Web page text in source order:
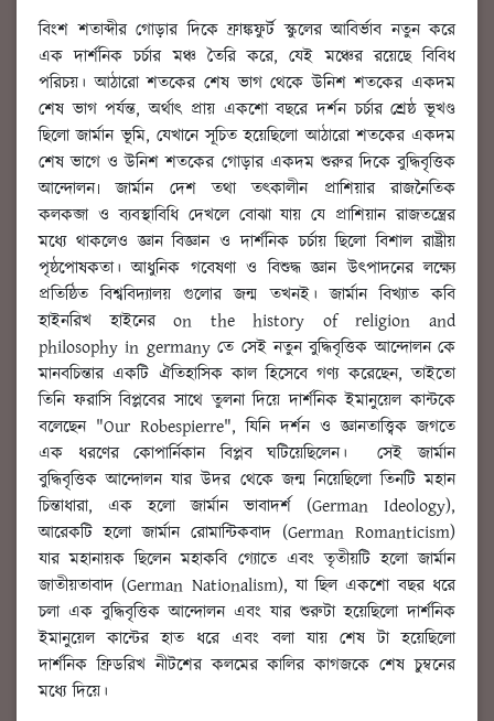
বিংশ শতাব্দীর গোড়ার দিকে ফ্রাঙ্কফুর্ট স্কুলের আবির্ভাব নতুন করে
এক দার্শনিক চর্চার মঞ্চ তৈরি করে, যেই মঞ্চের রয়েছে বিবিধ
পরিচয়। আঠারো শতকের শেষ ভাগ থেকে উনিশ শতকের একদম
শেষ ভাগ পর্যন্ত, অর্থাৎ প্রায় একশো বছরে দর্শন চর্চার শ্রেষ্ঠ ভূখণ্ড
ছিলো জার্মান ভূমি, যেখানে সূচিত হয়েছিলো আঠারো শতকের একদম
শেষ ভাগে ও উনিশ শতকের গোড়ার একদম শুরুর দিকে বুদ্ধিবৃত্তিক
আন্দোলন৷ জার্মান দেশ তথা তৎকালীন প্রাশিয়ার রাজনৈতিক
কলকব্জা ও ব্যবস্থাবিধি দেখলে বোঝা যায় যে প্রাশিয়ান রাজতন্ত্রের
মধ্যে থাকলেও জ্ঞান বিজ্ঞান ও দার্শনিক চর্চায় ছিলো বিশাল রাষ্ট্রীয়
পৃষ্ঠপোষকতা। আধুনিক গবেষণা ও বিশুদ্ধ জ্ঞান উৎপাদনের লক্ষ্যে
প্রতিষ্ঠিত বিশ্ববিদ্যালয় গুলোর জন্ম তখনই। জার্মান বিখ্যাত কবি
হাইনরিখ হাইনের on the history of religion and
philosophy in germany তে সেই নতুন বুদ্ধিবৃত্তিক আন্দোলন কে
মানবচিন্তার একটি ঐতিহাসিক কাল হিসেবে গণ্য করেছেন, তাইতো
তিনি ফরাসি বিপ্লবের সাথে তুলনা দিয়ে দার্শনিক ইমানুয়েল কান্টকে
বলেছেন "Our Robespierre", যিনি দর্শন ও জ্ঞানতাত্ত্বিক জগতে
এক ধরণের কোপার্নিকান বিপ্লব ঘটিয়েছিলেন। সেই জার্মান
বুদ্ধিবৃত্তিক আন্দোলন যার উদর থেকে জন্ম নিয়েছিলো তিনটি মহান
চিন্তাধারা, এক হলো জার্মান ভাবাদর্শ (German Ideology),
আরেকটি হলো জার্মান রোমান্টিকবাদ (German Romanticism)
যার মহানায়ক ছিলেন মহাকবি গ্যোতে এবং তৃতীয়টি হলো জার্মান
জাতীয়তাবাদ (German Nationalism), যা ছিল একশো বছর ধরে
চলা এক বুদ্ধিবৃত্তিক আন্দোলন এবং যার শুরুটা হয়েছিলো দার্শনিক
ইমানুয়েল কান্টের হাত ধরে এবং বলা যায় শেষ টা হয়েছিলো
দার্শনিক ফ্রিডরিখ নীটশের কলমের কালির কাগজকে শেষ চুম্বনের
মধ্যে দিয়ে।